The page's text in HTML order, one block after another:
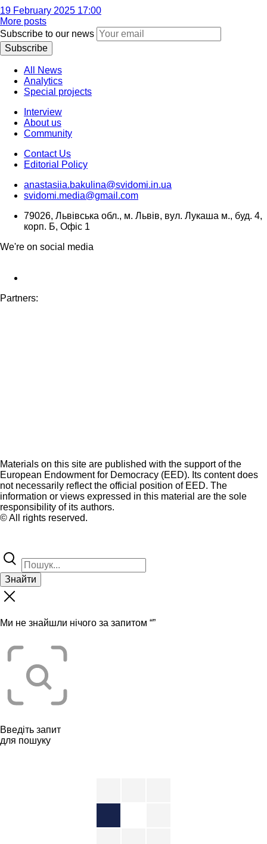
19 February 2025 17:00
More posts
Subscribe to our news
Subscribe
All News
Analytics
Special projects
Interview
About us
Community
Contact Us
Editorial Policy
anastasiia.bakulina@svidomi.in.ua
svidomi.media@gmail.com
79026, Львівська обл., м. Львів, вул. Лукаша м., буд. 4,
корп. Б, Офіс 1
We're on social media
Partners:
Materials on this site are published with the support of the
European Endowment for Democracy (EED). Its content does
not necessarily reflect the official position of EED. The
information or views expressed in this material are the sole
responsibility of its authors.
© All rights reserved.
Знайти
Ми не знайшли нічого за запитом “”
Введіть запит
для пошуку